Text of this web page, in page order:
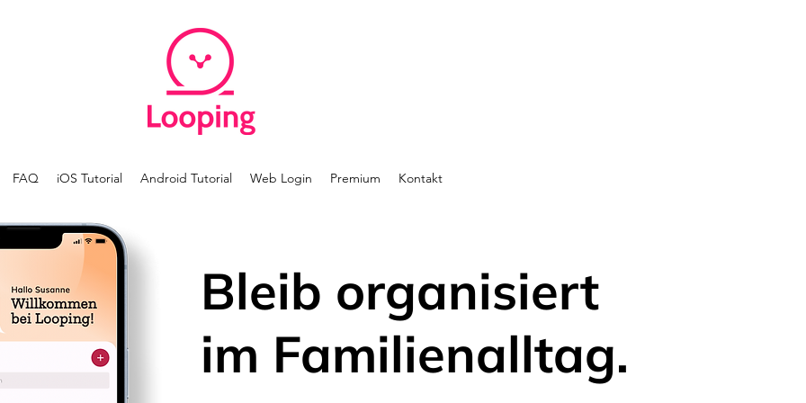
FAQ iOS Tutorial Android Tutorial Web Login Premium Kontakt
Bleib organisiert
im Familienalltag.